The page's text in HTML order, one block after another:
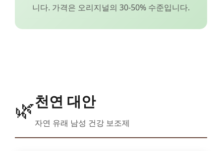
니다. 가격은 오리지널의 30-50% 수준입니다.
🌿천연 대안
자연 유래 남성 건강 보조제